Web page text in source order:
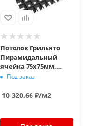
Потолок Грильято
Пирамидальный
ячейка 75х75мм,
черный, высота 42.5
Под заказ
10 320.66₽/м2